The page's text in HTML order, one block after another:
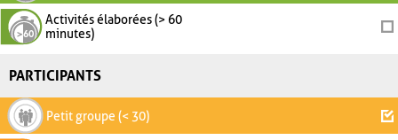
Activités élaborées (> 60
minutes)
PARTICIPANTS
Petit groupe (< 30)